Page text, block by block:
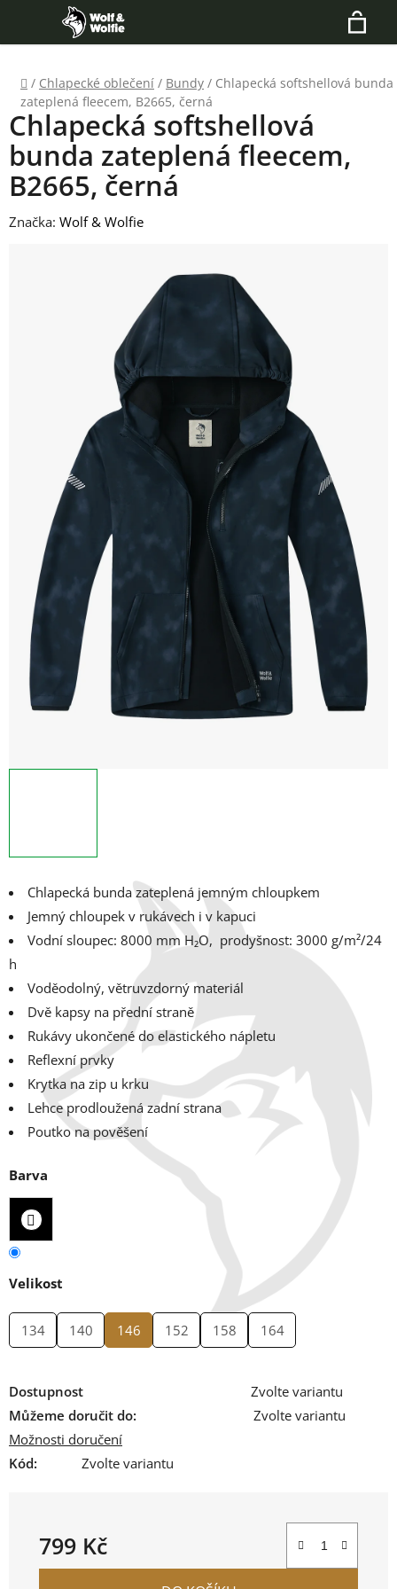
obsah
Hledat
Domů
/ Chlapecké oblečení / Bundy / Chlapecká softshellová bunda
zateplená fleecem, B2665, černá
Chlapecká bunda zateplená jemným chloupkem
Jemný chloupek v rukávech i v kapuci
Vodní sloupec: 8000 mm H₂O, prodyšnost: 3000 g/m²/24
h
Voděodolný, větruvzdorný materiál
Dvě kapsy na přední straně
Rukávy ukončené do elastického nápletu
Reflexní prvky
Krytka na zip u krku
Lehce prodloužená zadní strana
Poutko na pověšení
Barva
Velikost
134 140 146 152 158 164
Dostupnost
Zvolte variantu
Můžeme doručit do:
Zvolte variantu
Možnosti doručení
Kód:
Zvolte variantu
799 Kč
Měrná cena:
Chlapecká softshellová
bunda zateplená fleecem,
B2665, černá
Značka: Wolf & Wolfie